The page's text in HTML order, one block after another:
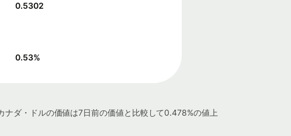
0.5302
0.53%
ダ・ドルの価値は7日前の価値と比較して0.478%の値上